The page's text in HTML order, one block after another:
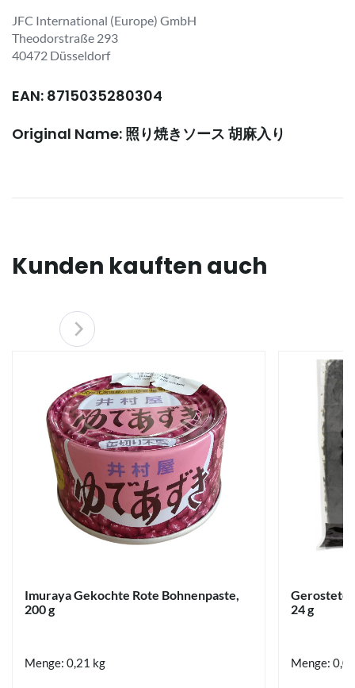
JFC International (Europe) GmbH
Theodorstraße 293
40472 Düsseldorf
EAN: 8715035280304
Original Name: 照り焼きソース 胡麻入り
Kunden kauften auch
Imuraya Gekochte Rote Bohnenpaste,
200 g
Menge: 0,21 kg
Gerostete
24 g
Menge: